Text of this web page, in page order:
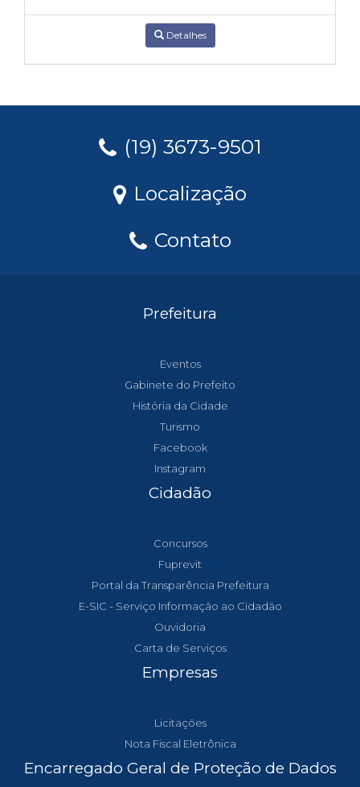
Detalhes
(19) 3673-9501
Localização
Contato
Prefeitura
Eventos
Gabinete do Prefeito
História da Cidade
Turismo
Facebook
Instagram
Cidadão
Concursos
Fuprevit
Portal da Transparência Prefeitura
E-SIC - Serviço Informação ao Cidadão
Ouvidoria
Carta de Serviços
Empresas
Licitações
Nota Fiscal Eletrônica
Encarregado Geral de Proteção de Dados